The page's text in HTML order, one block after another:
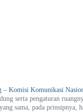
– Komisi Komunikasi
serta pengaturan
sama, pada prinsipnya,